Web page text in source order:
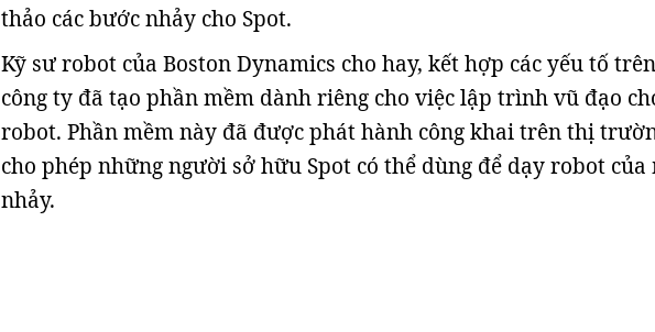
thảo các bước nhảy cho Spot.
Kỹ sư robot của Boston Dynamics cho hay, kết hợp các yếu tố
công ty đã tạo phần mềm dành riêng cho việc lập trình vũ đạo
robot. Phần mềm này đã được phát hành công khai trên thị
cho phép những người sở hữu Spot có thể dùng để dạy robot
nhảy.